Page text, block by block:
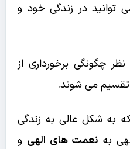
در زندگی خود و
چگونگی برخورداری از
تقسیم می شوند.
به شکل عالی به زندگی
به نعمت های الهی و